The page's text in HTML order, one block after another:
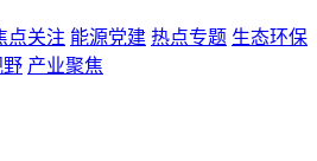
点关注 能源党建 热点专题 生态环保
野 产业聚焦